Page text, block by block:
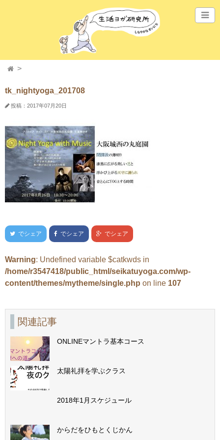
tk_nightyoga_201708
投稿：2017年07月20日
でシェア でシェア でシェア
Warning: Undefined variable $catkwds in
/home/r3547418/public_html/seikatuyoga.com/wp-
content/themes/mytheme/single.php on line 107
関連記事
ONLINEマントラ基本コース
太陽礼拝を学ぶクラス
2018年1月スケジュール
からだをひもとくじかん